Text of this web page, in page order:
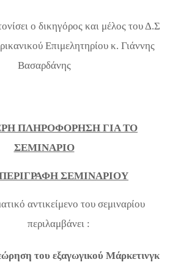
ο δικηγόρος και μέλος του Δ.Σ
Επιμελητηρίου κ. Γιάννης
Βασαρδάνης
ΠΛΗΡΟΦΟΡΗΣΗ ΓΙΑ ΤΟ
ΣΕΜΙΝΑΡΙΟ
ΣΕΜΙΝΑΡΙΟΥ
αντικείμενο του σεμιναρίου
περιλαμβάνει :
του εξαγωγικού Μάρκετινγκ